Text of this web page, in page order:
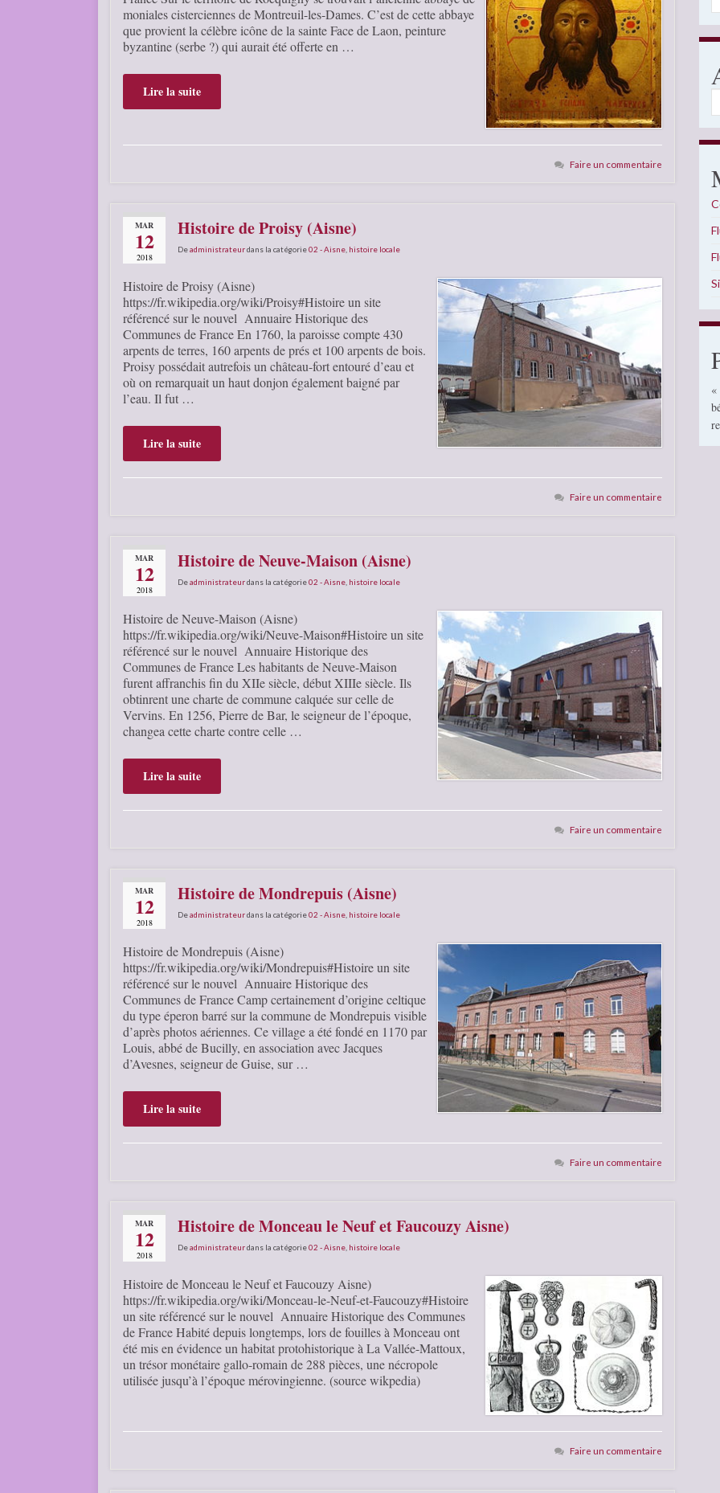
moniales cisterciennes de Montreuil-les-Dames. C’est de cette abbaye
que provient la célèbre icône de la sainte Face de Laon, peinture
byzantine (serbe ?) qui aurait été offerte en …
Lire la suite
Faire un commentaire
MAR
12
2018
Histoire de Proisy (Aisne)
Deadministrateurdans la catégorie02 - Aisne, histoire locale
Histoire de Proisy (Aisne)
https://fr.wikipedia.org/wiki/Proisy#Histoire un site
référencé sur le nouvel Annuaire Historique des
Communes de France En 1760, la paroisse compte 430
arpents de terres, 160 arpents de prés et 100 arpents de bois.
Proisy possédait autrefois un château-fort entouré d’eau et
où on remarquait un haut donjon également baigné par
l’eau. Il fut …
Lire la suite
Faire un commentaire
MAR
12
2018
Histoire de Neuve-Maison (Aisne)
Deadministrateurdans la catégorie02 - Aisne, histoire locale
Histoire de Neuve-Maison (Aisne)
https://fr.wikipedia.org/wiki/Neuve-Maison#Histoire un site
référencé sur le nouvel Annuaire Historique des
Communes de France Les habitants de Neuve-Maison
furent affranchis fin du XIIe siècle, début XIIIe siècle. Ils
obtinrent une charte de commune calquée sur celle de
Vervins. En 1256, Pierre de Bar, le seigneur de l’époque,
changea cette charte contre celle …
Lire la suite
Faire un commentaire
MAR
12
2018
Histoire de Mondrepuis (Aisne)
Deadministrateurdans la catégorie02 - Aisne, histoire locale
Histoire de Mondrepuis (Aisne)
https://fr.wikipedia.org/wiki/Mondrepuis#Histoire un site
référencé sur le nouvel Annuaire Historique des
Communes de France Camp certainement d’origine celtique
du type éperon barré sur la commune de Mondrepuis visible
d’après photos aériennes. Ce village a été fondé en 1170 par
Louis, abbé de Bucilly, en association avec Jacques
d’Avesnes, seigneur de Guise, sur …
Lire la suite
Faire un commentaire
MAR
12
2018
Histoire de Monceau le Neuf et Faucouzy Aisne)
Deadministrateurdans la catégorie02 - Aisne, histoire locale
Histoire de Monceau le Neuf et Faucouzy Aisne)
https://fr.wikipedia.org/wiki/Monceau-le-Neuf-et-Faucouzy#Histoire
un site référencé sur le nouvel Annuaire Historique des Communes
de France Habité depuis longtemps, lors de fouilles à Monceau ont
été mis en évidence un habitat protohistorique à La Vallée-Mattoux,
un trésor monétaire gallo-romain de 288 pièces, une nécropole
utilisée jusqu’à l’époque mérovingienne. (source wikpedia)
Faire un commentaire